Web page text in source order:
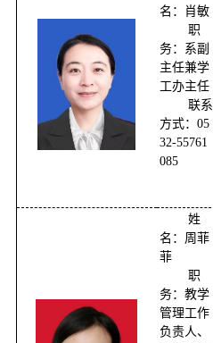
名：肖敏
职
务：系副
主任兼学
工办主任
联系
方式：05
32-55761
085
姓
名：周菲
菲
职
务： 教学
管理工作
负责人、